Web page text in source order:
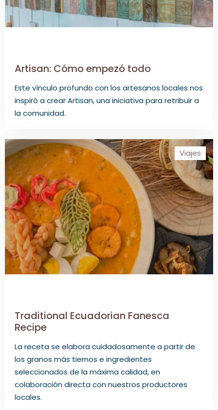
Artisan: Cómo empezó todo
Este vínculo profundo con los artesanos locales nos
inspiró a crear Artisan, una iniciativa para retribuir a
la comunidad.
Viajes
Traditional Ecuadorian Fanesca
Recipe
La receta se elabora cuidadosamente a partir de
los granos más tiernos e ingredientes
seleccionados de la máxima calidad, en
colaboración directa con nuestros productores
locales.